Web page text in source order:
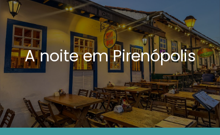
A noite em Pirenópolis